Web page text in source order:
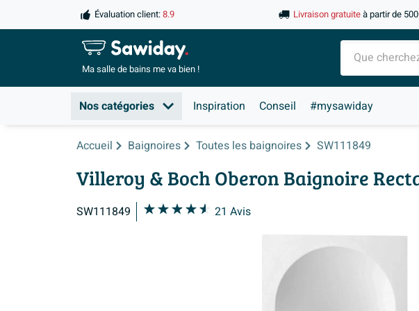
Évaluation client:8.9 Livraison gratuiteà partir de
Ma salle debains me va bien !
Nos catégories Inspiration Conseil #mysawiday
Accueil Baignoires Toutes les baignoires SW111849
Villeroy & Boch Oberon Baignoire
SW111849 21 Avis